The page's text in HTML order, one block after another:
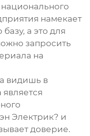
намекает
а это для
запросить
на
видишь в
Электрик? и
доверие.